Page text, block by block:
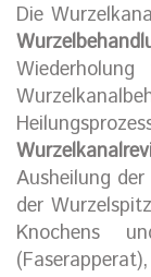
Die
Ausheilung
der
Knochens